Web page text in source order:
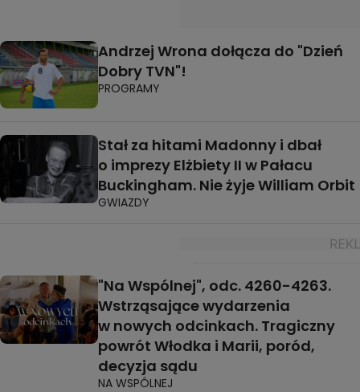
Andrzej Wrona dołącza do "Dzień
Dobry TVN"!
PROGRAMY
Stał za hitami Madonny i dbał
o imprezy Elżbiety II w Pałacu
Buckingham. Nie żyje William Orbit
GWIAZDY
"Na Wspólnej", odc. 4260-4263.
Wstrząsające wydarzenia
w nowych odcinkach. Tragiczny
powrót Włodka i Marii, poród,
decyzja sądu
NA WSPÓLNEJ